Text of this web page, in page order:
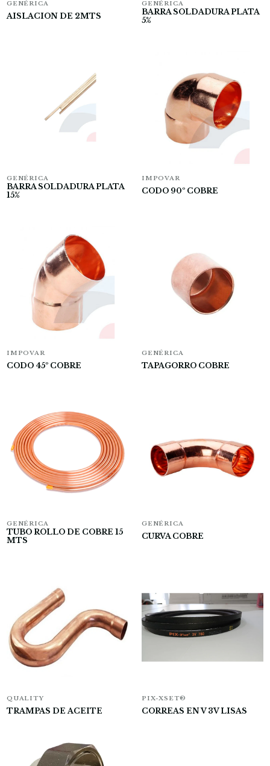
GENÉRICA
AISLACION DE 2MTS
GENÉRICA
BARRA SOLDADURA PLATA
5%
GENÉRICA
BARRA SOLDADURA PLATA
15%
IMPOVAR
CODO 90º COBRE
IMPOVAR
CODO 45º COBRE
GENÉRICA
TAPAGORRO COBRE
GENÉRICA
TUBO ROLLO DE COBRE 15
MTS
GENÉRICA
CURVA COBRE
QUALITY
TRAMPAS DE ACEITE
PIX-XSET®
CORREAS EN V 3V LISAS